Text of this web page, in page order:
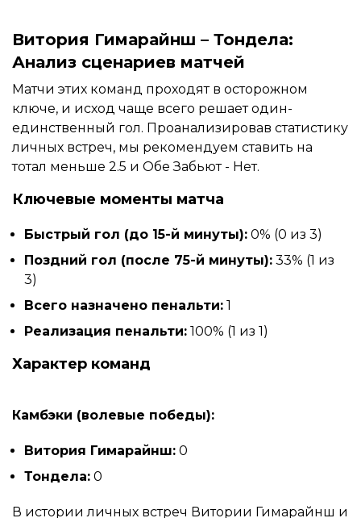
Витория Гимарайнш – Тондела:
Анализ сценариев матчей
Матчи этих команд проходят в осторожном
ключе, и исход чаще всего решает один-
единственный гол. Проанализировав статистику
личных встреч, мы рекомендуем ставить на
тотал меньше 2.5 и Обе Забьют - Нет.
Ключевые моменты матча
Быстрый гол (до 15-й минуты): 0% (0 из 3)
Поздний гол (после 75-й минуты): 33% (1 из
3)
Всего назначено пенальти: 1
Реализация пенальти: 100% (1 из 1)
Характер команд
Камбэки (волевые победы):
Витория Гимарайнш: 0
Тондела: 0
В истории личных встреч Витории Гимарайнш и